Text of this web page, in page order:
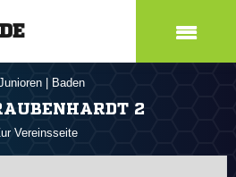
Baden
2
Vereinsseite